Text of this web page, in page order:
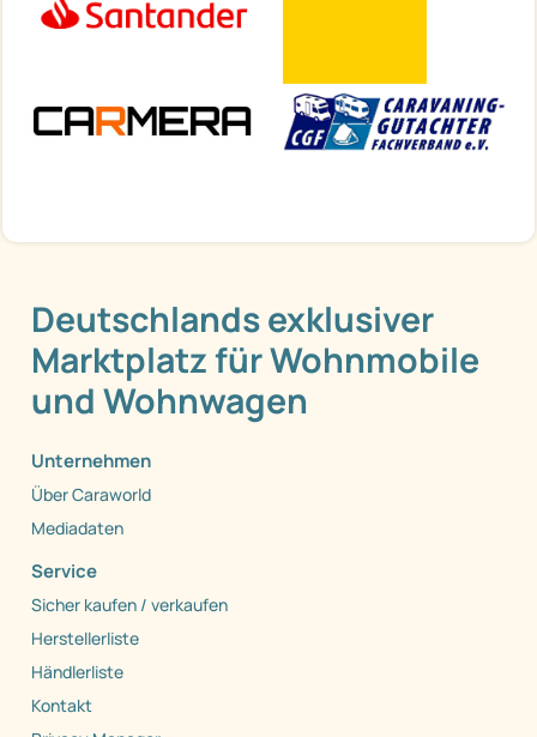
Deutschlands exklusiver
Marktplatz für Wohnmobile
und Wohnwagen
Unternehmen
Über Caraworld
Mediadaten
Service
Sicher kaufen / verkaufen
Herstellerliste
Händlerliste
Kontakt